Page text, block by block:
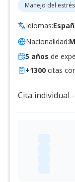
Manejo del estrés
Idiomas:
Nacionalidad:
5 años de
+1300 citas
Cita individual -